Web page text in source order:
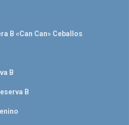
B «Can Can» Ceballos
B
B